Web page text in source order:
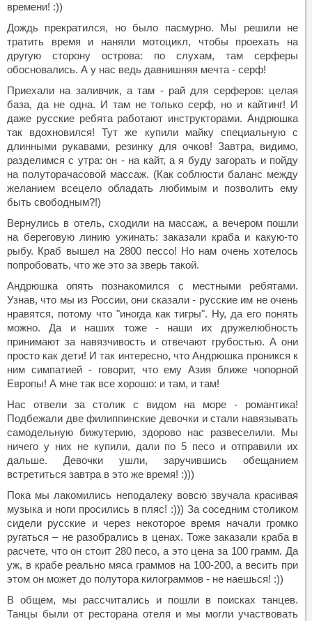
времени! :))
Дождь прекратился, но было пасмурно. Мы решили не
тратить время и наняли мотоцикл, чтобы проехать на
другую сторону острова: по слухам, там серферы
обосновались. А у нас ведь давнишняя мечта - серф!
Приехали на заливчик, а там - рай для серферов: целая
база, да не одна. И там не только серф, но и кайтинг! И
даже русские ребята работают инструкторами. Андрюшка
так вдохновился! Тут же купили майку специальную с
длинными рукавами, резинку для очков! Завтра, видимо,
разделимся с утра: он - на кайт, а я буду загорать и пойду
на полуторачасовой массаж. (Как соблюсти баланс между
желанием всецело обладать любимым и позволить ему
быть свободным?!)
Вернулись в отель, сходили на массаж, а вечером пошли
на береговую линию ужинать: заказали краба и какую-то
рыбу. Краб вышел на 2800 пессо! Но нам очень хотелось
попробовать, что же это за зверь такой.
Андрюшка опять познакомился с местными ребятами.
Узнав, что мы из России, они сказали - русские им не очень
нравятся, потому что "иногда как тигры". Ну, да его понять
можно. Да и наших тоже - наши их дружелюбность
принимают за навязчивость и отвечают грубостью. А они
просто как дети! И так интересно, что Андрюшка проникся к
ним симпатией - говорит, что ему Азия ближе чопорной
Европы! А мне так все хорошо: и там, и там!
Нас отвели за столик с видом на море - романтика!
Подбежали две филиппинские девочки и стали навязывать
самодельную бижутерию, здорово нас развеселили. Мы
ничего у них не купили, дали по 5 песо и отправили их
дальше. Девочки ушли, заручившись обещанием
встретиться завтра в это же время! :)))
Пока мы лакомились неподалеку вовсю звучала красивая
музыка и ноги просились в пляс! :))) За соседним столиком
сидели русские и через некоторое время начали громко
ругаться – не разобрались в ценах. Тоже заказали краба в
расчете, что он стоит 280 песо, а это цена за 100 грамм. Да
уж, в крабе реально мяса граммов на 100-200, а весить при
этом он может до полутора килограммов - не наешься! :))
В общем, мы рассчитались и пошли в поисках танцев.
Танцы были от ресторана отеля и мы могли участвовать